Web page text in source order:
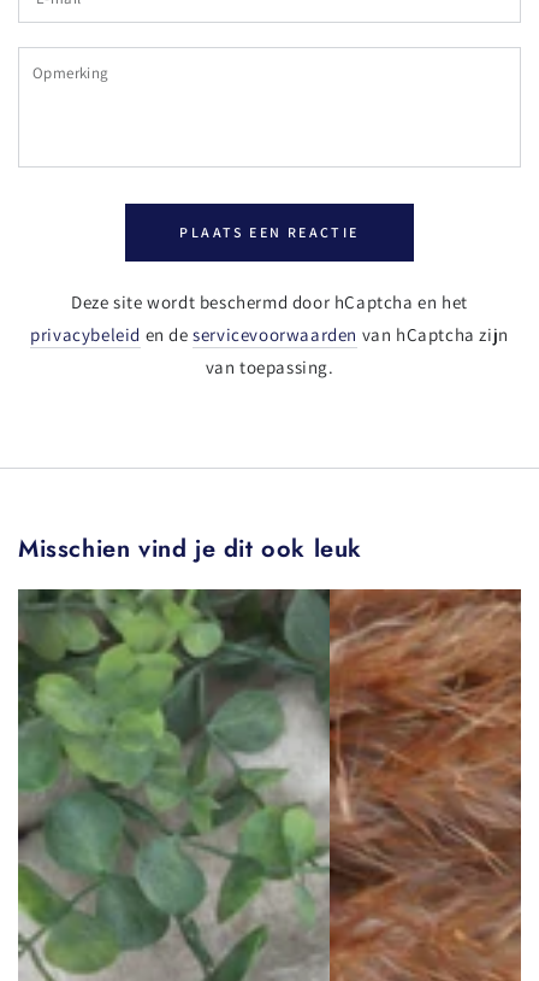
mail
Opmerking
PLAATS EEN REACTIE
Deze site wordt beschermd door hCaptcha en het
privacybeleid en deservicevoorwaarden van hCaptcha zijn
van toepassing.
Misschien vind je dit ook leuk